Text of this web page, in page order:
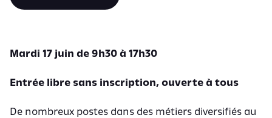
Mardi 17 juin de 9h30 à 17h30
Entrée libre sans inscription, ouverte à tous
De nombreux postes dans des métiers diversifiés au